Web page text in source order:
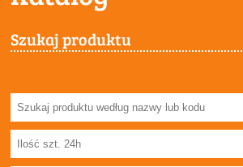
Szukaj produktu